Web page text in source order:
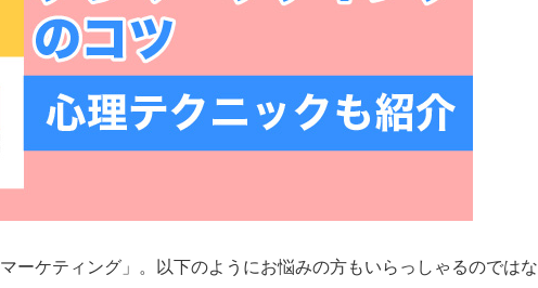
ーケティング」。以下のようにお悩みの方もいらっしゃるのではな